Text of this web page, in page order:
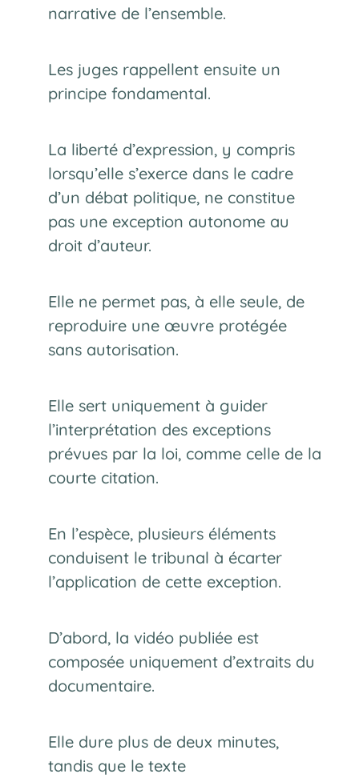
narrative de l’ensemble.
Les juges rappellent ensuite un
principe fondamental.
La liberté d’expression, y compris
lorsqu’elle s’exerce dans le cadre
d’un débat politique, ne constitue
pas une exception autonome au
droit d’auteur.
Elle ne permet pas, à elle seule, de
reproduire une œuvre protégée
sans autorisation.
Elle sert uniquement à guider
l’interprétation des exceptions
prévues par la loi, comme celle de la
courte citation.
En l’espèce, plusieurs éléments
conduisent le tribunal à écarter
l’application de cette exception.
D’abord, la vidéo publiée est
composée uniquement d’extraits du
documentaire.
Elle dure plus de deux minutes,
tandis que le texte